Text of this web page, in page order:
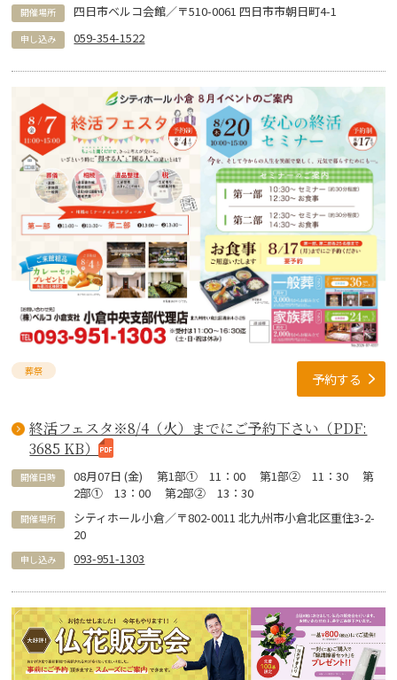
開催場所 四日市ベルコ会館／〒510-0061 四日市市朝日町4-1
申し込み 059-354-1522
葬祭 予約する
終活フェスタ※8/4（火）までにご予約下さい（PDF:
3685 KB）
開催日時 08月07日 (金) 第1部① 11：00 第1部② 11：30 第
2部① 13：00 第2部② 13：30
開催場所
シティホール小倉／〒802-0011 北九州市小倉北区重住3-2-
20
申し込み 093-951-1303